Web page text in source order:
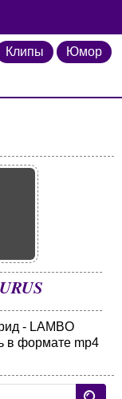
Клипы
Юмор
- LAMBO
в формате mp4